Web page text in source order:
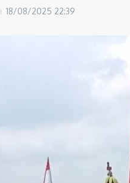
18/08/2025 22:39